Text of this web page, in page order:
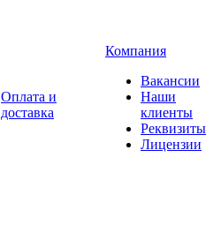
Оплата и
доставка
Компания
Вакансии
Наши
клиенты
Реквизиты
Лицензии